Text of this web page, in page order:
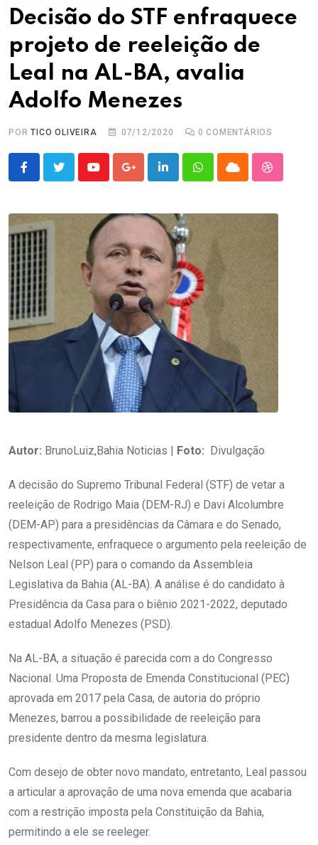
Decisão do STF enfraquece
projeto de reeleição de
Leal na AL-BA, avalia
Adolfo Menezes
PORTICO OLIVEIRA 07/12/2020 0 COMENTÁRIOS
YoutubeGoogle+LinkedInWhatsappCloud
Autor: BrunoLuiz,Bahia Noticias | Foto: Divulgação
A decisão do Supremo Tribunal Federal (STF) de vetar a
reeleição de Rodrigo Maia (DEM-RJ) e Davi Alcolumbre
(DEM-AP) para a presidências da Câmara e do Senado,
respectivamente, enfraquece o argumento pela reeleição de
Nelson Leal (PP) para o comando da Assembleia
Legislativa da Bahia (AL-BA). A análise é do candidato à
Presidência da Casa para o biênio 2021-2022, deputado
estadual Adolfo Menezes (PSD).
Na AL-BA, a situação é parecida com a do Congresso
Nacional. Uma Proposta de Emenda Constitucional (PEC)
aprovada em 2017 pela Casa, de autoria do próprio
Menezes, barrou a possibilidade de reeleição para
presidente dentro da mesma legislatura.
Com desejo de obter novo mandato, entretanto, Leal passou
a articular a aprovação de uma nova emenda que acabaria
com a restrição imposta pela Constituição da Bahia,
permitindo a ele se reeleger.